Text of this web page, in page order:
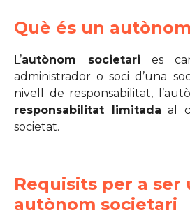
Què és un
L’autònom societari es
administrador o soci d’una
nivell de responsabilitat,
responsabilitat limitada al
societat.
Requisits per a ser
autònom societari